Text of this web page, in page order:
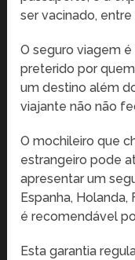
ser vacinado,
O seguro viagem
preterido por
um destino além
viajante não não
O mochileiro que
estrangeiro pode
apresentar um
Espanha, Holanda,
é recomendável
Esta garantia